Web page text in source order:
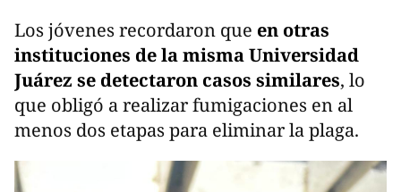
Los jóvenes recordaron que en otras
instituciones de la misma Universidad
Juárez se detectaron casos similares, lo
que obligó a realizar fumigaciones en al
menos dos etapas para eliminar la plaga.